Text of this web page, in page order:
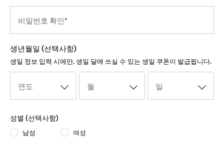
비밀번호 확인
생년월일 (선택사항)
생일 정보 입력 시에만, 생일 달에 쓰실 수 있는 생일 쿠폰이 발급됩니다.
연도 월 일
성별 (선택사항)
남성 여성